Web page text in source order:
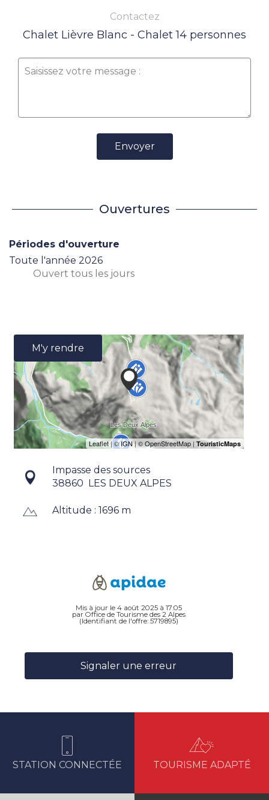
Contactez
Chalet Lièvre Blanc - Chalet 14 personnes
Envoyer
Ouvertures
Périodes d'ouverture
Toute l'année 2026
Ouvert tous les jours
M'y rendre
Impasse des sources
38860 LES DEUX ALPES
Altitude : 1696 m
Mis à jour le 4 août 2025 à 17:05
par Office de Tourisme des 2 Alpes
(Identifiant de l'offre: 5719895)
Signaler une erreur
STATION CONNECTÉE TOURISME ADAPTÉ